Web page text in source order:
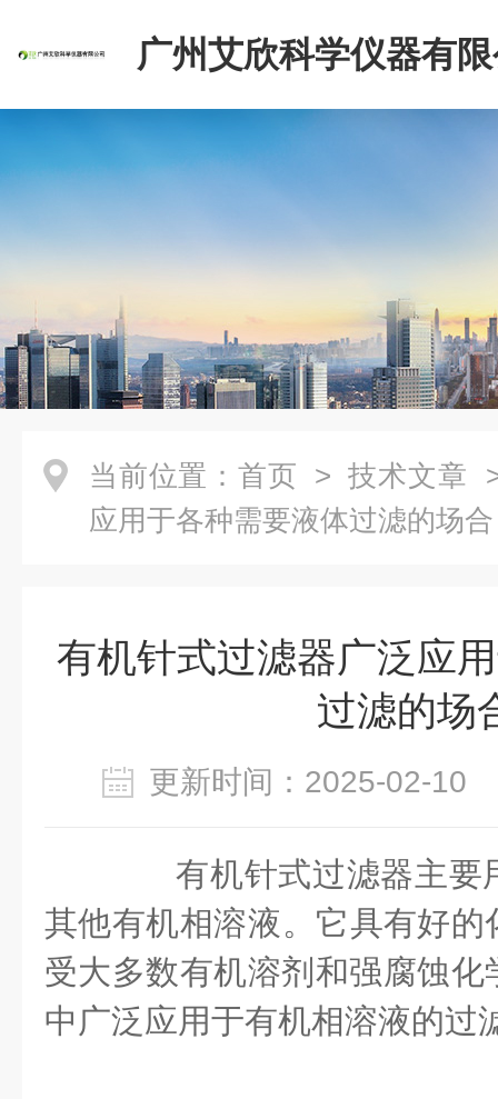
广州艾欣科学仪器有
当前位置： 首页 > 技术文章
应用于各种需要液体过滤的场合
有机针式过滤器广泛应
过滤的场
更新时间：2025-02-
有机针式过滤器主要
其他有机相溶液‌。它具有好
受大多数有机溶剂和强腐蚀
中广泛应用于有机相溶液的过